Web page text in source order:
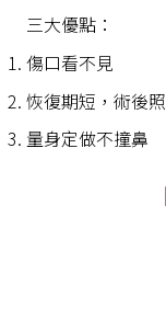
三大優點：
傷口看不見
恢復期短，術後
量身定做不撞鼻